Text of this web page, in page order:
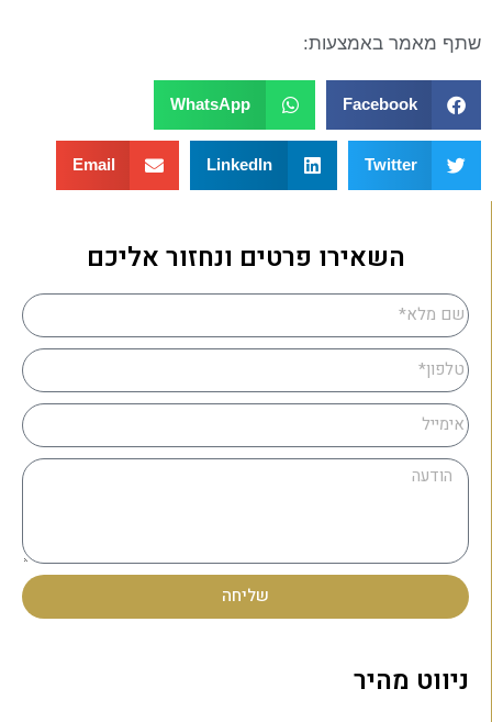
שתף מאמר באמצעות:
Facebook
WhatsApp
Twitter
LinkedIn
Email
השאירו פרטים ונחזור אליכם
שליחה
ניווט מהיר